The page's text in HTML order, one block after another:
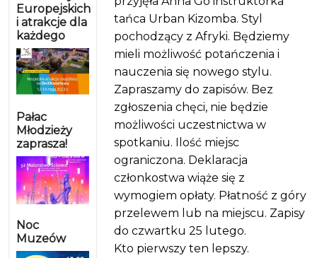
Europejskich
i atrakcje dla
każdego
Pałac
Młodzieży
zaprasza!
Noc
Muzeów
tańca Urban Kizomba. Styl
pochodzący z Afryki. Będziemy
mieli możliwość potańczenia i
nauczenia się nowego stylu.
Zapraszamy do zapisów. Bez
zgłoszenia chęci, nie będzie
możliwości uczestnictwa w
spotkaniu. Ilość miejsc
ograniczona. Deklaracja
członkostwa wiąże się z
wymogiem opłaty. Płatność z góry
przelewem lub na miejscu. Zapisy
do czwartku 25 lutego.
Kto pierwszy ten lepszy.